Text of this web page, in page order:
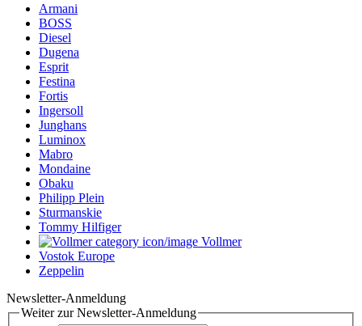
Armani
BOSS
Diesel
Dugena
Esprit
Festina
Fortis
Ingersoll
Junghans
Luminox
Mabro
Mondaine
Obaku
Philipp Plein
Sturmanskie
Tommy Hilfiger
Vollmer
Vostok Europe
Zeppelin
Newsletter-Anmeldung
Weiter zur Newsletter-Anmeldung